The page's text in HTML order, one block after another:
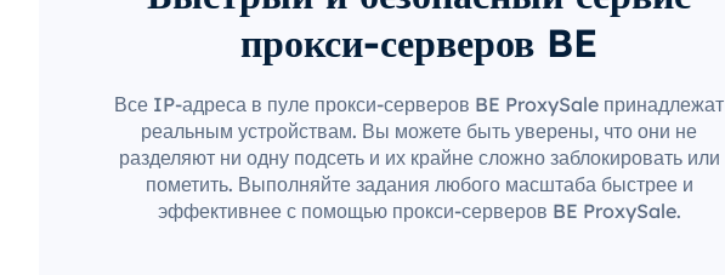
прокси-серверов BE
Все IP-адреса в пуле прокси-серверов BE ProxySale принадлежат
реальным устройствам. Вы можете быть уверены, что они не
разделяют ни одну подсеть и их крайне сложно заблокировать или
пометить. Выполняйте задания любого масштаба быстрее и
эффективнее с помощью прокси-серверов BE ProxySale.